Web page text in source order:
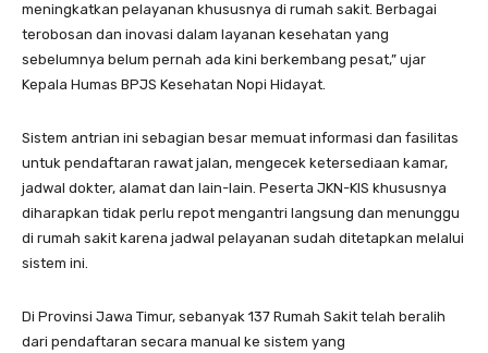
meningkatkan pelayanan khususnya di rumah sakit. Berbagai
terobosan dan inovasi dalam layanan kesehatan yang
sebelumnya belum pernah ada kini berkembang pesat,” ujar
Kepala Humas BPJS Kesehatan Nopi Hidayat.
Sistem antrian ini sebagian besar memuat informasi dan fasilitas
untuk pendaftaran rawat jalan, mengecek ketersediaan kamar,
jadwal dokter, alamat dan lain-lain. Peserta JKN-KIS khususnya
diharapkan tidak perlu repot mengantri langsung dan menunggu
di rumah sakit karena jadwal pelayanan sudah ditetapkan melalui
sistem ini.
Di Provinsi Jawa Timur, sebanyak 137 Rumah Sakit telah beralih
dari pendaftaran secara manual ke sistem yang